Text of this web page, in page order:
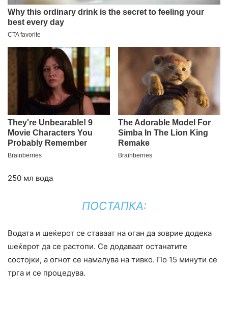
250 мл вода
ПОСТАПКА:
Водата и шеќерот се ставаат на оган да зоврие додека
шеќерот да се растопи. Се додаваат останатите
состојки, а огнот се намалува на тивко. По 15 минути се
трга и се процедува.